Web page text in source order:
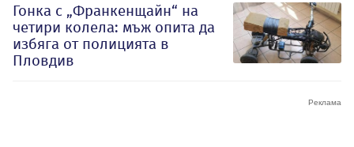
Гонка с „Франкенщайн“ на
четири колела: мъж опита да
избяга от полицията в
Пловдив